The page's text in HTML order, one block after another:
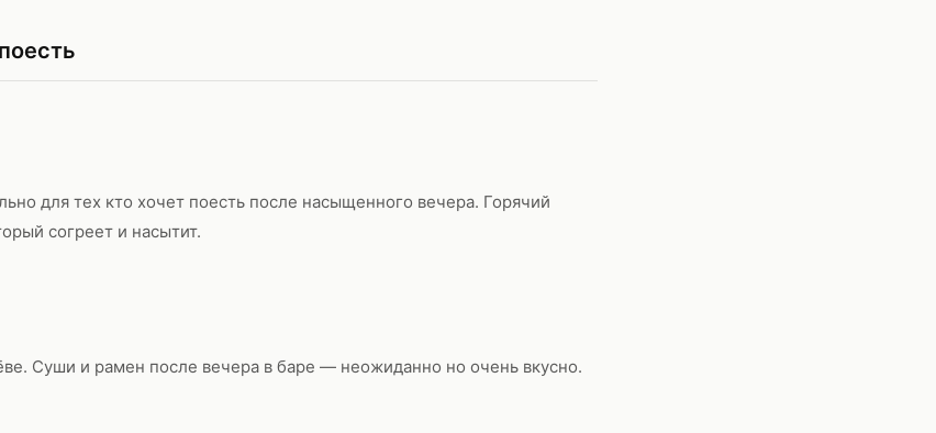
для тех кто хочет поесть после насыщенного вечера. Горячий
согреет и насытит.
Суши и рамен после вечера в баре — неожиданно но очень вкусно.